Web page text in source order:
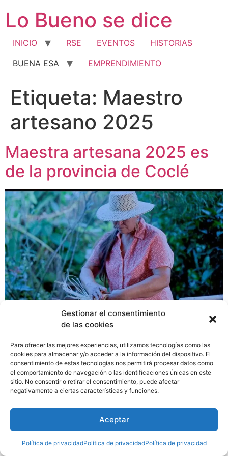
Gestionar el consentimiento
de las cookies
Para ofrecer las mejores experiencias, utilizamos tecnologías como las
cookies para almacenar y/o acceder a la información del dispositivo. El
consentimiento de estas tecnologías nos permitirá procesar datos como
el comportamiento de navegación o las identificaciones únicas en este
sitio. No consentir o retirar el consentimiento, puede afectar
negativamente a ciertas características y funciones.
Aceptar
Política de privacidadPolítica de privacidadPolítica de privacidad
contenido
Lo Bueno se dice
INICIO RSE EVENTOS
HISTORIAS
BUENA ESA
EMPRENDIMIENTO
Etiqueta: Maestro
artesano 2025
Maestra artesana 2025 es
de la provincia de Coclé
artesana Gloria Lina Hernández, destacada por su
trayectoria en la confección de sombreros tradicionales
panameños y su invaluable labor como transmisora de
saberes ancestrales, fue seleccionada como